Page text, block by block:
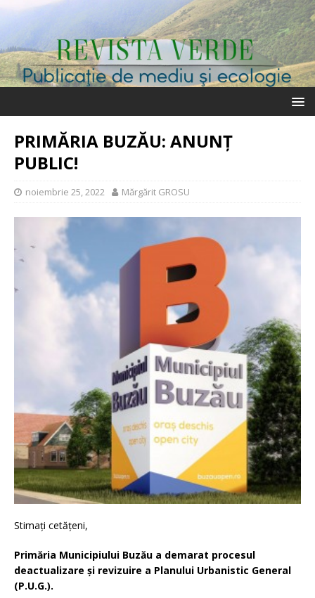
PRIMĂRIA BUZĂU: ANUNŢ
PUBLIC!
noiembrie 25, 2022 Mărgărit GROSU
Stimaţi cetăţeni,
Primăria Municipiului Buzău a demarat procesul
deactualizare și revizuire a Planului Urbanistic General
(P.U.G.).